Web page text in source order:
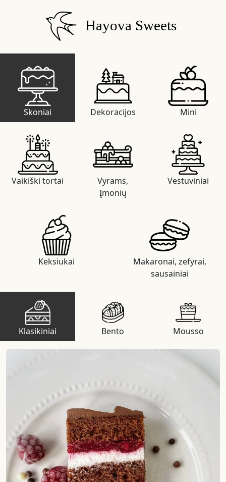
Hayova Sweets
Skoniai Dekoracijos Mini
Vaikiški tortai
Vyrams,
Įmonių
Vestuviniai
Keksiukai
Makaronai, zefyrai,
sausainiai
Klasikiniai Bento Mousso